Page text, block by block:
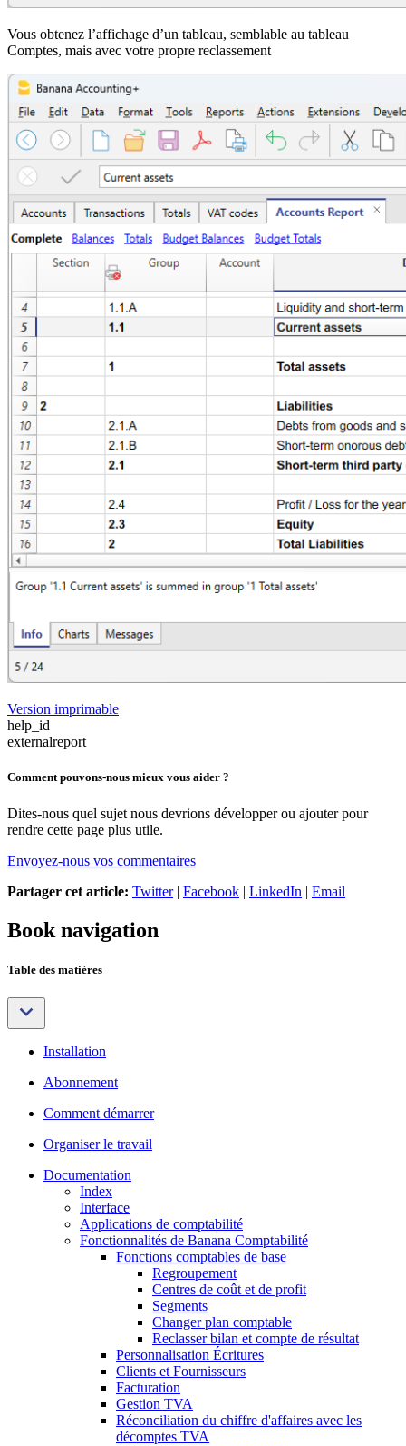
Vous obtenez l’affichage d’un tableau, semblable au tableau
Comptes, mais avec votre propre reclassement
Version imprimable
help_id
externalreport
Comment pouvons-nous mieux vous aider ?
Dites-nous quel sujet nous devrions développer ou ajouter pour
rendre cette page plus utile.
Envoyez-nous vos commentaires
Partager cet article: Twitter| Facebook | LinkedIn | Email
Book navigation
Table des matières
Installation
Abonnement
Comment démarrer
Organiser le travail
Documentation
Index
Interface
Applications de comptabilité
Fonctionnalités de Banana Comptabilité
Fonctions comptables de base
Regroupement
Centres de coût et de profit
Segments
Changer plan comptable
Reclasser bilan et compte de résultat
Personnalisation Écritures
Clients et Fournisseurs
Facturation
Gestion TVA
Réconciliation du chiffre d'affaires avec les
décomptes TVA